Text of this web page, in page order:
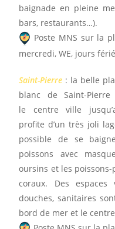
baignade en pleine
bars, restaurants…).
Poste MNS sur la
mercredi, WE, jours
Saint-Pierre : la belle
blanc de Saint-
le centre ville
profite d’un très joli
possible de se
poissons avec
oursins et les
coraux. Des espaces
douches, sanitaires
bord de mer et le